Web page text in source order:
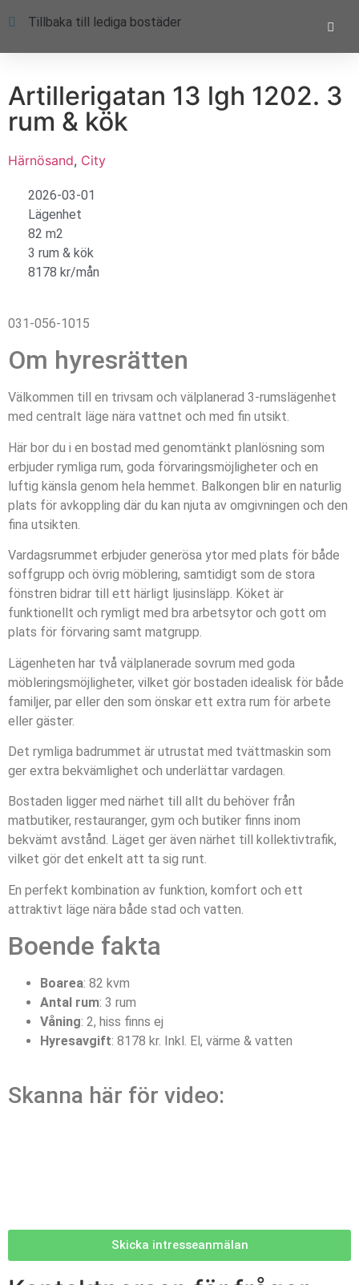
Tillbaka till lediga bostäder
Artillerigatan 13 lgh 1202. 3
rum & kök
Härnösand, City
2026-03-01
Lägenhet
82 m2
3 rum & kök
8178 kr/mån
031-056-1015
Om hyresrätten
Välkommen till en trivsam och välplanerad 3-rumslägenhet
med centralt läge nära vattnet och med fin utsikt.
Här bor du i en bostad med genomtänkt planlösning som
erbjuder rymliga rum, goda förvaringsmöjligheter och en
luftig känsla genom hela hemmet. Balkongen blir en naturlig
plats för avkoppling där du kan njuta av omgivningen och den
fina utsikten.
Vardagsrummet erbjuder generösa ytor med plats för både
soffgrupp och övrig möblering, samtidigt som de stora
fönstren bidrar till ett härligt ljusinsläpp. Köket är
funktionellt och rymligt med bra arbetsytor och gott om
plats för förvaring samt matgrupp.
Lägenheten har två välplanerade sovrum med goda
möbleringsmöjligheter, vilket gör bostaden idealisk för både
familjer, par eller den som önskar ett extra rum för arbete
eller gäster.
Det rymliga badrummet är utrustat med tvättmaskin som
ger extra bekvämlighet och underlättar vardagen.
Bostaden ligger med närhet till allt du behöver från
matbutiker, restauranger, gym och butiker finns inom
bekvämt avstånd. Läget ger även närhet till kollektivtrafik,
vilket gör det enkelt att ta sig runt.
En perfekt kombination av funktion, komfort och ett
attraktivt läge nära både stad och vatten.
Boende fakta
Boarea: 82 kvm
Antal rum: 3 rum
Våning: 2, hiss finns ej
Hyresavgift: 8178 kr. Inkl. El, värme & vatten
Skanna här för video:
Skicka intresseanmälan